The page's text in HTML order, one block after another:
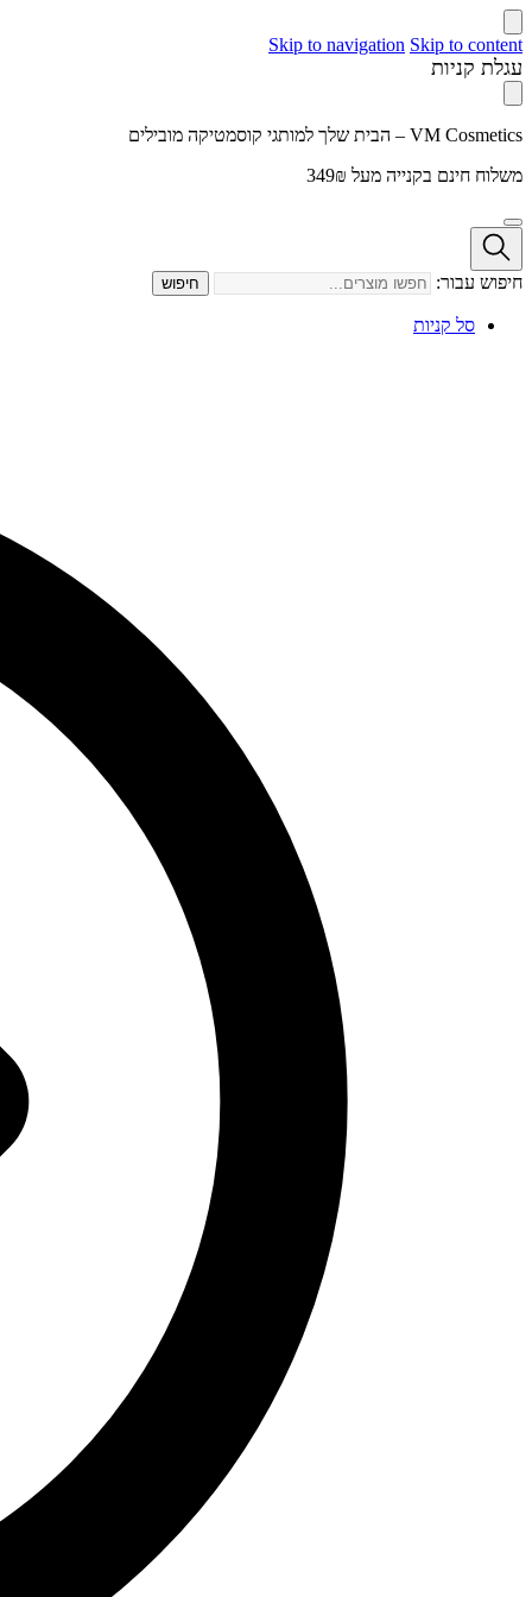
Skip to navigation Skip to content
עגלת קניות
VM Cosmetics – הבית שלך למותגי קוסמטיקה מובילים
משלוח חינם בקנייה מעל 349₪
חיפוש עבור: חיפוש
סל קניות